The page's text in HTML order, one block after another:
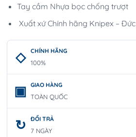
Tay cầm Nhựa bọc chống trượt
Xuất xứ Chính hãng Knipex – Đức
CHÍNH HÃNG
100%
GIAO HÀNG
TOÀN QUỐC
ĐỔI TRẢ
7 NGÀY